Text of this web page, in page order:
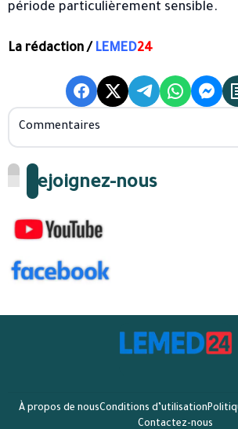
période particulièrement sensible.
La rédaction / LEMED24
Commentaires
Rejoignez-nous
À propos de nousConditions d’utilisation
Contactez-nous